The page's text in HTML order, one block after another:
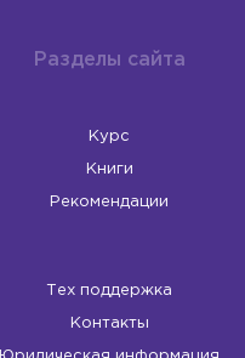
Разделы сайта
Курс
Книги
Рекомендации
Тех поддержка
Контакты